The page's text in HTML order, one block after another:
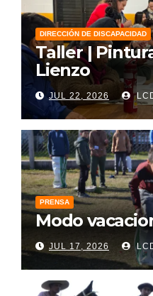
DIRECCIÓN DE DISCAPACIDAD
Taller |
Lienzo
JUL 22, 2026
PRENSA
Modo
JUL 17, 2026